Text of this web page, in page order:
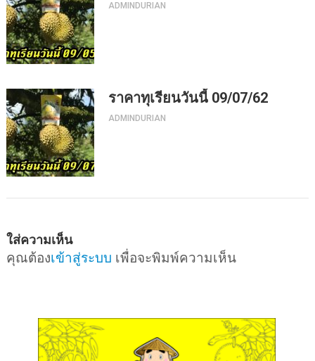
ADMINDURIAN
ราคาทุเรียนวันนี้ 09/07/62
ADMINDURIAN
ใส่ความเห็น
คุณต้องเข้าสู่ระบบ เพื่อจะพิมพ์ความเห็น